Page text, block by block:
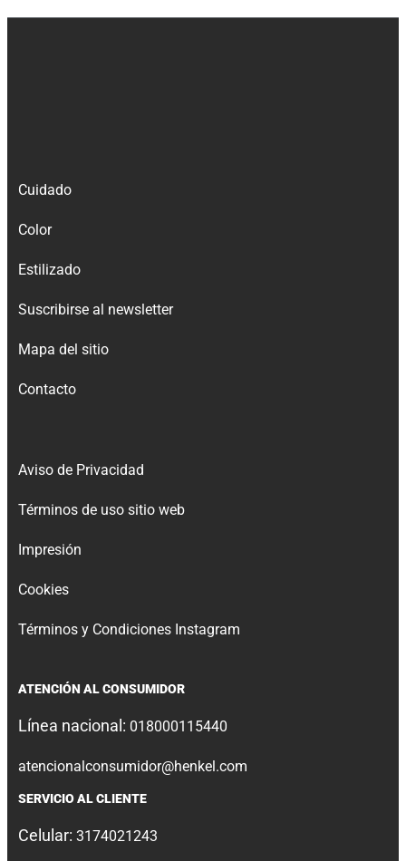
Cuidado
Color
Estilizado
Suscribirse al newsletter
Mapa del sitio
Contacto
Aviso de Privacidad
Términos de uso sitio web
Impresión
Cookies
Términos y Condiciones Instagram
ATENCIÓN AL CONSUMIDOR
Línea nacional: 018000115440
atencionalconsumidor@henkel.com
SERVICIO AL CLIENTE
Celular: 3174021243